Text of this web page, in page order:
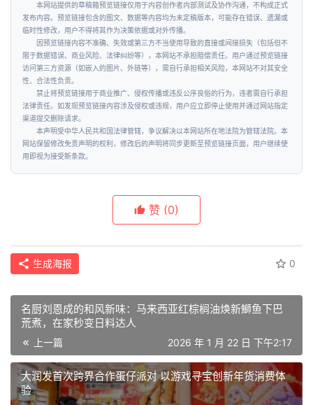
本网站提供的草稿箱预览链接仅用于内容创作者内部测试及协作沟通，不构成正式
发布内容。预览链接包含的图文、数据等内容均为未定稿版本，可能存在错误、遗漏或
临时性修改，用户不得将其作为决策依据或对外传播。
因预览链接内容不准确、失效或第三方不当使用导致的直接或间接损失（包括但不
限于数据错误、商业风险、法律纠纷等），本网站不承担赔偿责任。用户通过预览链接
访问第三方资源（如嵌入的图片、外链等），需自行承担相关风险，本网站不对其安全
性、合法性负责。
禁止将预览链接用于商业推广、侵权传播或违反公序良俗的行为，违者需自行承担
法律责任。如发现预览链接内容涉及侵权或违规，用户应立即停止使用并通过网站指定
渠道提交删除请求。
本声明受中华人民共和国法律管辖，争议解决以本网站所在地法院为管辖法院。本
网站保留修改免责声明的权利，修改后的声明将同步更新至预览链接页面，用户继续使
用即视为接受新条款。
赞 (0)
生成海报 0
名厨刘恩成的和风新味：马来西亚红棕榈油焕新鰤鱼下巴
荒煮，在家秒变日料达人
上一篇 2026 年 1 月 22 日 下午2:17
大润发首次跨界合作蛋仔派对 以游戏寻宝创新年货消费体
验